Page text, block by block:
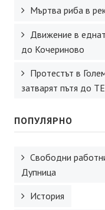
Мъртва риба в
Движение в
до Кочериново
Протестът в
затварят пътя до
ПОПУЛЯРНО
Свободни
Дупница
История